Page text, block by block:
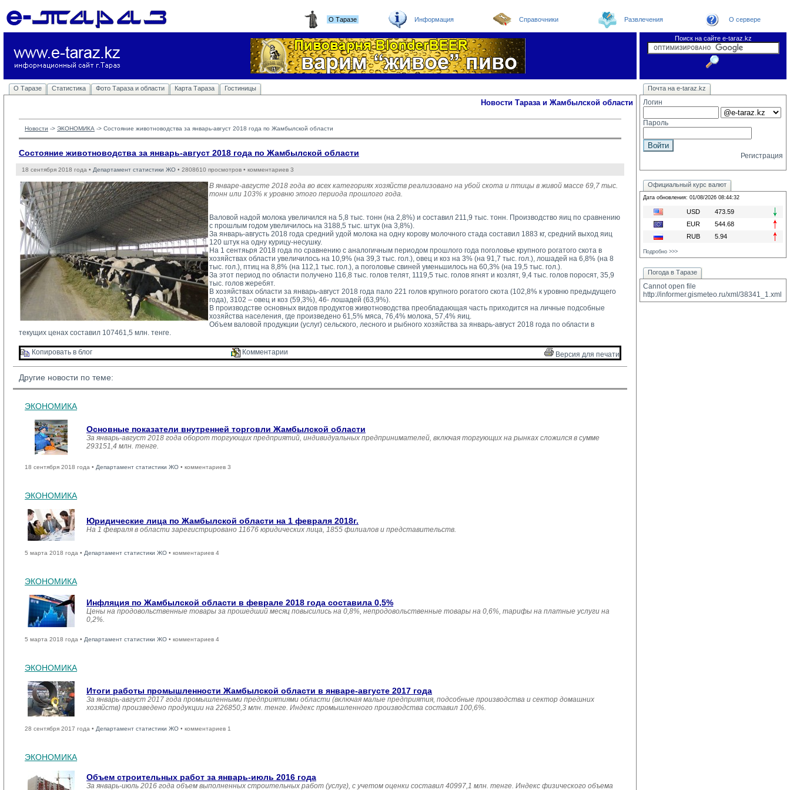
О Таразе Информация Справочники Развлечения О сервере
Поиск на сайте e-taraz.kz
О Таразе Статистика Фото Тараза и области Карта Тараза Гостиницы Новости Погода в Таразе
Телефоный справочник
Видеоконференция
Новости e-taraz
Новости Тараза и Жамбылской области
Новости -> ЭКОНОМИКА -> Состояние животноводства за январь-август 2018 года по Жамбылской области
Состояние животноводства за январь-август 2018 года по Жамбылской области
18 сентября 2018 года • Департамент статистики ЖО • 2808610 просмотров • комментариев 3
В январе-августе 2018 года во всех категориях хозяйств реализовано на убой скота и птицы в живой массе 69,7 тыс.
тонн или 103% к уровню этого периода прошлого года.
Валовой надой молока увеличился на 5,8 тыс. тонн (на 2,8%) и составил 211,9 тыс. тонн. Производство яиц по сравнению
с прошлым годом увеличилось на 3188,5 тыс. штук (на 3,8%).
За январь-августь 2018 года средний удой молока на одну корову молочного стада составил 1883 кг, средний выход яиц
120 штук на одну курицу-несушку.
На 1 сентяьря 2018 года по сравнению с аналогичным периодом прошлого года поголовье крупного рогатого скота в
хозяйствах области увеличилось на 10,9% (на 39,3 тыс. гол.), овец и коз на 3% (на 91,7 тыс. гол.), лошадей на 6,8% (на 8
тыс. гол.), птиц на 8,8% (на 112,1 тыс. гол.), а поголовье свиней уменьшилось на 60,3% (на 19,5 тыс. гол.).
За этот период по области получено 116,8 тыс. голов телят, 1119,5 тыс. голов ягнят и козлят, 9,4 тыс. голов поросят, 35,9
тыс. голов жеребят.
В хозяйствах области за январь-август 2018 года пало 221 голов крупного рогатого скота (102,8% к уровню предыдущего
года), 3102 – овец и коз (59,3%), 46- лошадей (63,9%).
В производстве основных видов продуктов животноводства преобладающая часть приходится на личные подсобные
хозяйства населения, где произведено 61,5% мяса, 76,4% молока, 57,4% яиц.
Объем валовой продукции (услуг) сельского, лесного и рыбного хозяйства за январь-август 2018 года по области в
текущих ценах составил 107461,5 млн. тенге.
Копировать в блог Комментарии Версия для печати
Другие новости по теме:
ЭКОНОМИКА
Основные показатели внутренней торговли Жамбылской области
За январь-август 2018 года оборот торгующих предприятий, индивидуальных предпринимателей, включая торгующих на рынках сложился в сумме
293151,4 млн. тенге.
18 сентября 2018 года • Департамент статистики ЖО • комментариев 3
ЭКОНОМИКА
Юридические лица по Жамбылской области на 1 февраля 2018г.
На 1 февраля в области зарегистрировано 11676 юридических лица, 1855 филиалов и представительств.
5 марта 2018 года • Департамент статистики ЖО • комментариев 4
ЭКОНОМИКА
Инфляция по Жамбылской области в феврале 2018 года составила 0,5%
Цены на продовольственные товары за прошедший месяц повысились на 0,8%, непродовольственные товары на 0,6%, тарифы на платные услуги на
0,2%.
5 марта 2018 года • Департамент статистики ЖО • комментариев 4
ЭКОНОМИКА
Итоги работы промышленности Жамбылской области в январе-августе 2017 года
За январь-август 2017 года промышленными предприятиями области (включая малые предприятия, подсобные производства и сектор домашних
хозяйств) произведено продукции на 226850,3 млн. тенге. Индекс промышленного производства составил 100,6%.
28 сентября 2017 года • Департамент статистики ЖО • комментариев 1
ЭКОНОМИКА
Объем строительных работ за январь-июль 2016 года
За январь-июль 2016 года объем выполненных строительных работ (услуг), с учетом оценки составил 40997,1 млн. тенге. Индекс физического объема
Почта на e-taraz.kz
Логин
Пароль
Регистрация
Официальный курс валют
Дата обновления: 01/08/2026 08:44:32
USD
473.59
EUR
544.68
RUB
5.94
Подробно >>>
Погода в Таразе
Cannot open file
http://informer.gismeteo.ru/xml/38341_1.xml